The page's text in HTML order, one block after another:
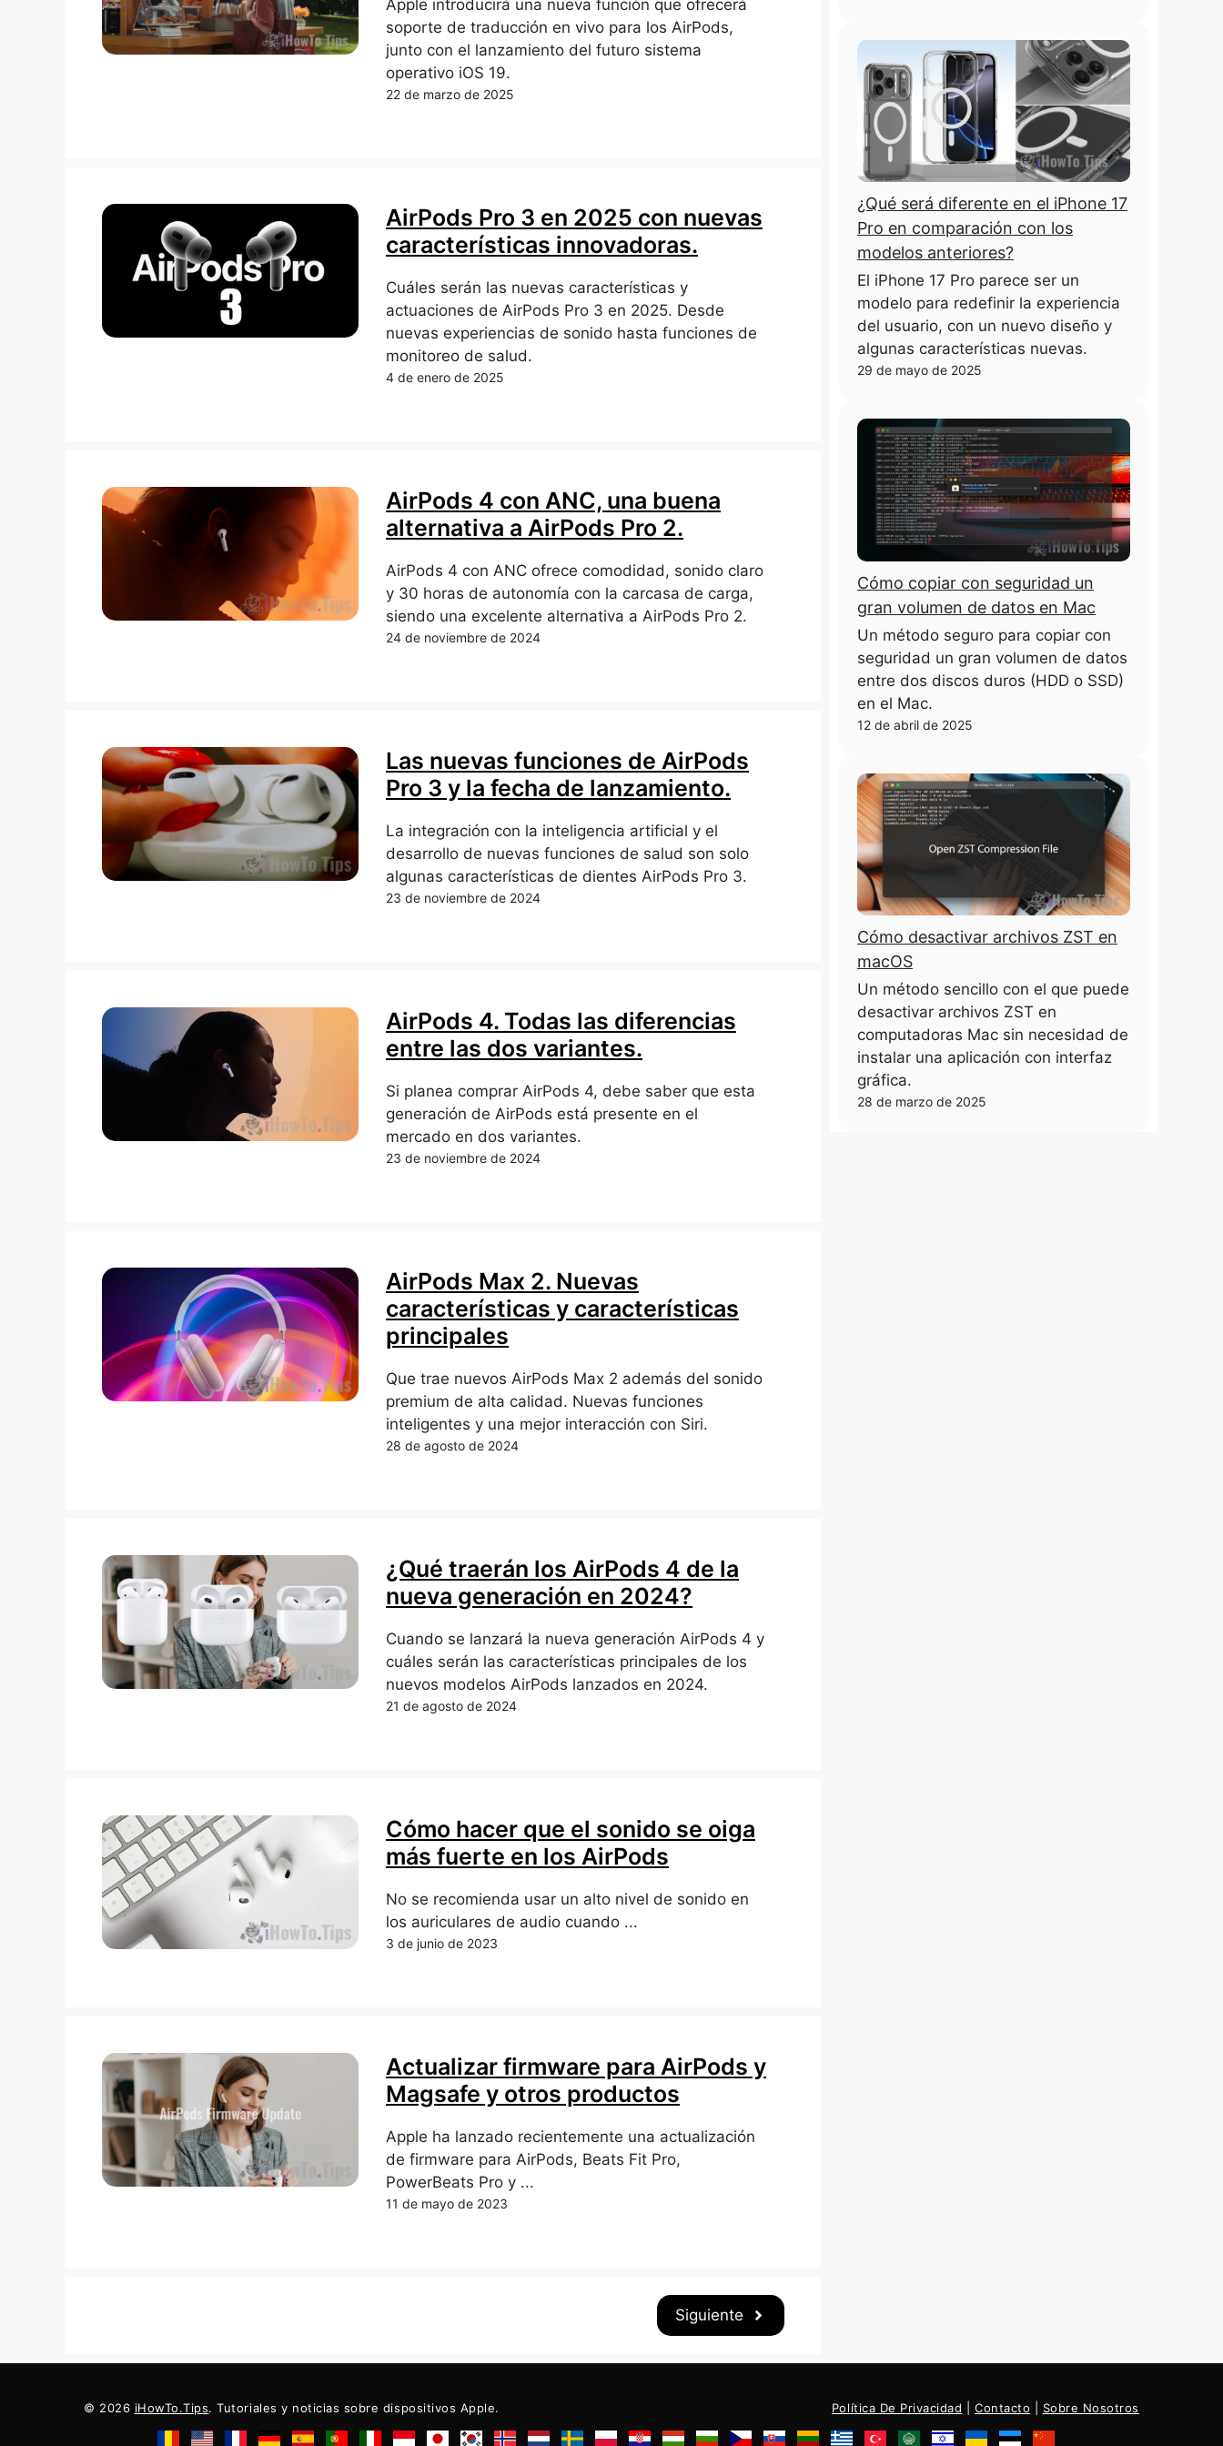
Apple introducirá una nueva función que ofrecerá
soporte de traducción en vivo para los AirPods,
junto con el lanzamiento del futuro sistema
operativo iOS 19.
22 de marzo de 2025
AirPods Pro 3 en 2025 con nuevas
características innovadoras.
Cuáles serán las nuevas características y
actuaciones de AirPods Pro 3 en 2025. Desde
nuevas experiencias de sonido hasta funciones de
monitoreo de salud.
4 de enero de 2025
AirPods 4 con ANC, una buena
alternativa a AirPods Pro 2.
AirPods 4 con ANC ofrece comodidad, sonido claro
y 30 horas de autonomía con la carcasa de carga,
siendo una excelente alternativa a AirPods Pro 2.
24 de noviembre de 2024
Las nuevas funciones de AirPods
Pro 3 y la fecha de lanzamiento.
La integración con la inteligencia artificial y el
desarrollo de nuevas funciones de salud son solo
algunas características de dientes AirPods Pro 3.
23 de noviembre de 2024
AirPods 4. Todas las diferencias
entre las dos variantes.
Si planea comprar AirPods 4, debe saber que esta
generación de AirPods está presente en el
mercado en dos variantes.
23 de noviembre de 2024
AirPods Max 2. Nuevas
características y características
principales
Que trae nuevos AirPods Max 2 además del sonido
premium de alta calidad. Nuevas funciones
inteligentes y una mejor interacción con Siri.
28 de agosto de 2024
¿Qué traerán los AirPods 4 de la
nueva generación en 2024?
Cuando se lanzará la nueva generación AirPods 4 y
cuáles serán las características principales de los
nuevos modelos AirPods lanzados en 2024.
21 de agosto de 2024
Cómo hacer que el sonido se oiga
más fuerte en los AirPods
No se recomienda usar un alto nivel de sonido en
los auriculares de audio cuando ...
3 de junio de 2023
Actualizar firmware para AirPods y
Magsafe y otros productos
Apple ha lanzado recientemente una actualización
de firmware para AirPods, Beats Fit Pro,
PowerBeats Pro y ...
11 de mayo de 2023
Siguiente
¿Qué será diferente en el iPhone 17
Pro en comparación con los
modelos anteriores?
El iPhone 17 Pro parece ser un
modelo para redefinir la experiencia
del usuario, con un nuevo diseño y
algunas características nuevas.
29 de mayo de 2025
Cómo copiar con seguridad un
gran volumen de datos en Mac
Un método seguro para copiar con
seguridad un gran volumen de datos
entre dos discos duros (HDD o SSD)
en el Mac.
12 de abril de 2025
Cómo desactivar archivos ZST en
macOS
Un método sencillo con el que puede
desactivar archivos ZST en
computadoras Mac sin necesidad de
instalar una aplicación con interfaz
gráfica.
28 de marzo de 2025
© 2026 iHowTo.Tips. Tutoriales y noticias sobre dispositivos Apple. Política De Privacidad Contacto Sobre Nosotros